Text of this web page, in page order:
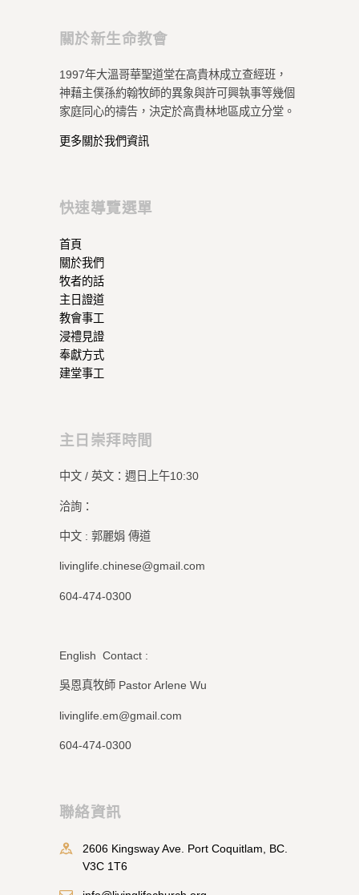
關於新生命教會
1997年大溫哥華聖道堂在高貴林成立查經班，
神藉主僕孫約翰牧師的異象與許可興執事等幾個
家庭同心的禱告，決定於高貴林地區成立分堂。
更多關於我們資訊
快速導覽選單
首頁
關於我們
牧者的話
主日證道
教會事工
浸禮見證
奉獻方式
建堂事工
主日崇拜時間
中文 / 英文：週日上午10:30
洽詢：
中文 : 郭麗娟 傳道
livinglife.chinese@gmail.com
604-474-0300
English Contact :
吳恩真牧師 Pastor Arlene Wu
livinglife.em@gmail.com
604-474-0300
聯絡資訊
2606 Kingsway Ave. Port Coquitlam, BC.
V3C 1T6